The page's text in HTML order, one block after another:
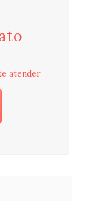
atender